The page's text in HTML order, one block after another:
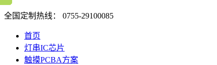
全国定制热线： 0755-29100085
首页
灯串IC芯片
触摸PCBA方案